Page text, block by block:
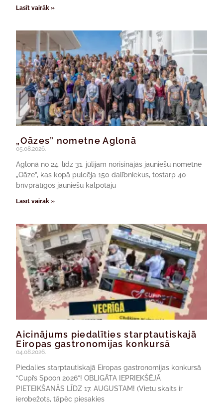
Lasīt vairāk »
„Oāzes” nometne Aglonā
05.08.2026.
Aglonā no 24. līdz 31. jūlijam norisinājās jauniešu nometne
„Oāze”, kas kopā pulcēja 150 dalībniekus, tostarp 40
brīvprātīgos jauniešu kalpotāju
Lasīt vairāk »
Aicinājums piedalīties starptautiskajā
Eiropas gastronomijas konkursā
04.08.2026.
Piedalies starptautiskajā Eiropas gastronomijas konkursā
“Cupi’s Spoon 2026”! OBLIGĀTA IEPRIEKŠĒJĀ
PIETEIKŠANĀS LĪDZ 17. AUGUSTAM! (Vietu skaits ir
ierobežots, tāpēc piesakies